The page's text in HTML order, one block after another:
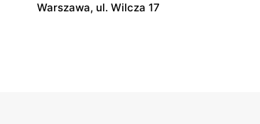
Warszawa, ul. Wilcza 17